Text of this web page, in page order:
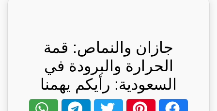
جازان والنماص: قمة
الحرارة والبرودة في
السعودية: رأيكم يهمنا